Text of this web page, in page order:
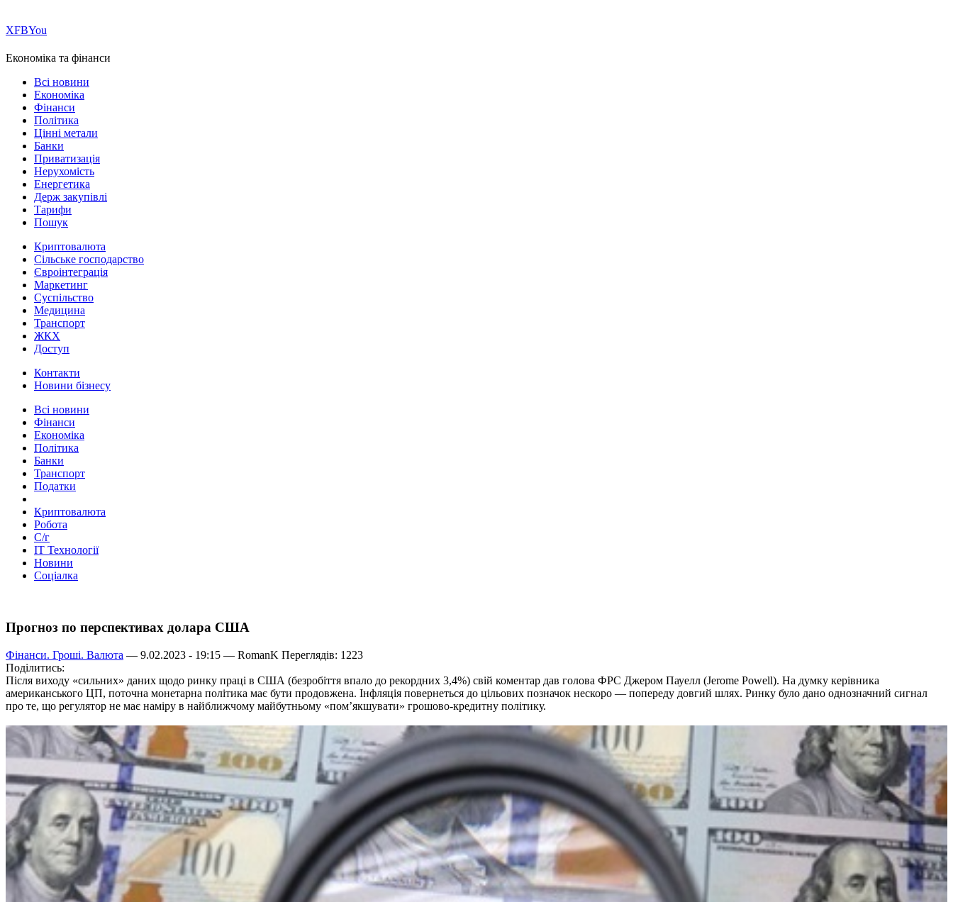
ХFBYou
Економіка та фінанси
Всі новини
Економіка
Фінанси
Політика
Цінні метали
Банки
Приватизація
Нерухомість
Енергетика
Держ закупівлі
Тарифи
Пошук
Криптовалюта
Сільське господарство
Євроінтеграція
Маркетинг
Суспільство
Медицина
Транспорт
ЖКХ
Доступ
Контакти
Новини бізнесу
Всі новини
Фінанси
Економіка
Політика
Банки
Транспорт
Податки
Криптовалюта
Робота
С/г
ІТ Технології
Новини
Соціалка
Прогноз по перспективах долара США
Фінанси. Гроші. Валюта — 9.02.2023 - 19:15 — RomanK Переглядів: 1223
Поділитись:
Після виходу «сильних» даних щодо ринку праці в США (безробіття впало до рекордних 3,4%) свій коментар дав голова ФРС Джером Пауелл (Jerome Powell). На думку керівника
американського ЦП, поточна монетарна політика має бути продовжена. Інфляція повернеться до цільових позначок нескоро — попереду довгий шлях. Ринку було дано однозначний сигнал
про те, що регулятор не має наміру в найближчому майбутньому «пом’якшувати» грошово-кредитну політику.